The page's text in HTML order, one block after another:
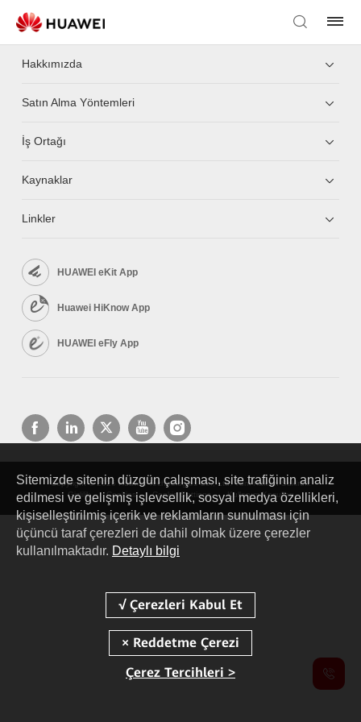
Hakkımızda
Satın Alma Yöntemleri
İş Ortağı
Kaynaklar
Linkler
HUAWEI eKit App
Huawei HiKnow App
HUAWEI eFly App
Copyright © 2026 Huawei Technologies Co., Ltd. Tüm Hakları Saklıdır.
Gizlilik
Cookies Cookie Settings Kullanım Koşulları
Sitemizde sitenin düzgün çalışması, site trafiğinin analiz
edilmesi ve gelişmiş işlevsellik, sosyal medya özellikleri,
kişiselleştirilmiş içerik ve reklamların sunulması için
üçüncü taraf çerezleri de dahil olmak üzere çerezler
kullanılmaktadır. Detaylı bilgi
Çerez Tercihleri >